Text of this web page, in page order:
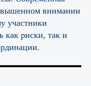
внимании
участники
как риски, так и